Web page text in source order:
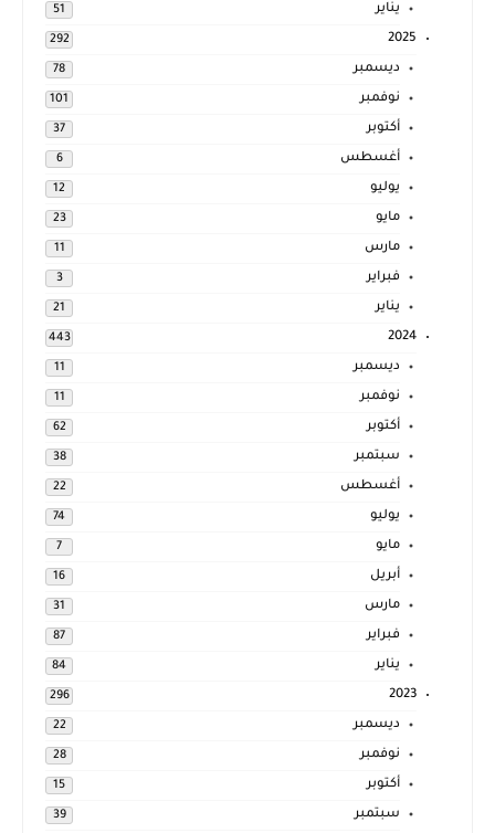
يناير 51
2025
292
ديسمبر 78
نوفمبر 101
أكتوبر 37
أغسطس 6
يوليو 12
مايو 23
مارس 11
فبراير 3
يناير 21
2024
443
ديسمبر 11
نوفمبر 11
أكتوبر 62
سبتمبر 38
أغسطس 22
يوليو 74
مايو 7
أبريل 16
مارس 31
فبراير 87
يناير 84
2023
296
ديسمبر 22
نوفمبر 28
أكتوبر 15
سبتمبر 39